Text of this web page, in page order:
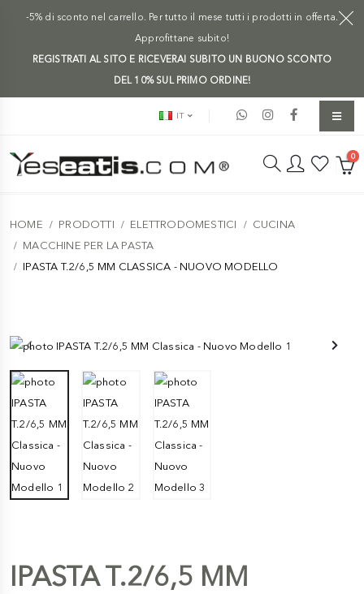
-5% di sconto nel carrello. Per tutto il mese tutti i prodotti in offerta.
Approfittane subito!
REGISTRATI AL SITO E RICEVERAI SUBITO UN BUONO SCONTO
DEL 10% SUL PRIMO ORDINE!
IT
0
HOME PRODOTTI ELETTRODOMESTICI
CUCINA
MACCHINE PER LA PASTA
IPASTA T.2/6,5 MM CLASSICA - NUOVO MODELLO
IPASTA T.2/6,5 MM